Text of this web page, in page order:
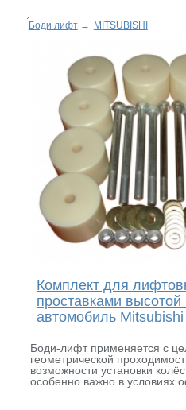
Боди лифт→ MITSUBISHI
Комплект для
проставками
автомобиль
Боди-лифт применяется с
геометрической
возможности установки
особенно важно в условиях